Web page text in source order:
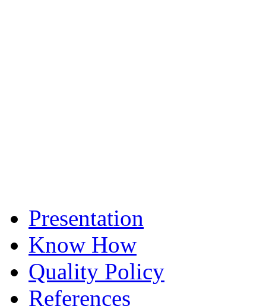
Presentation
Know How
Quality Policy
References